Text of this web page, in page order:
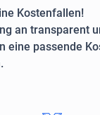
Kostenfallen!
an transparent
eine passende